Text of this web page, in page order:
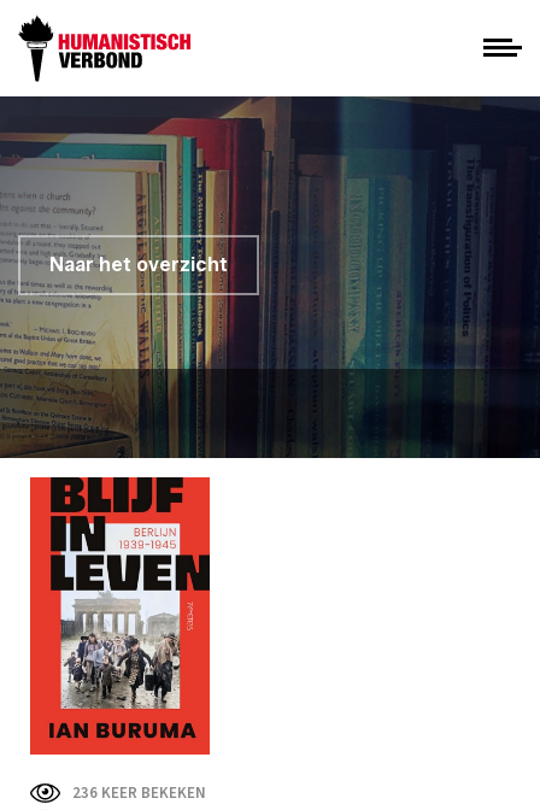
Naar het overzicht
236 KEER BEKEKEN